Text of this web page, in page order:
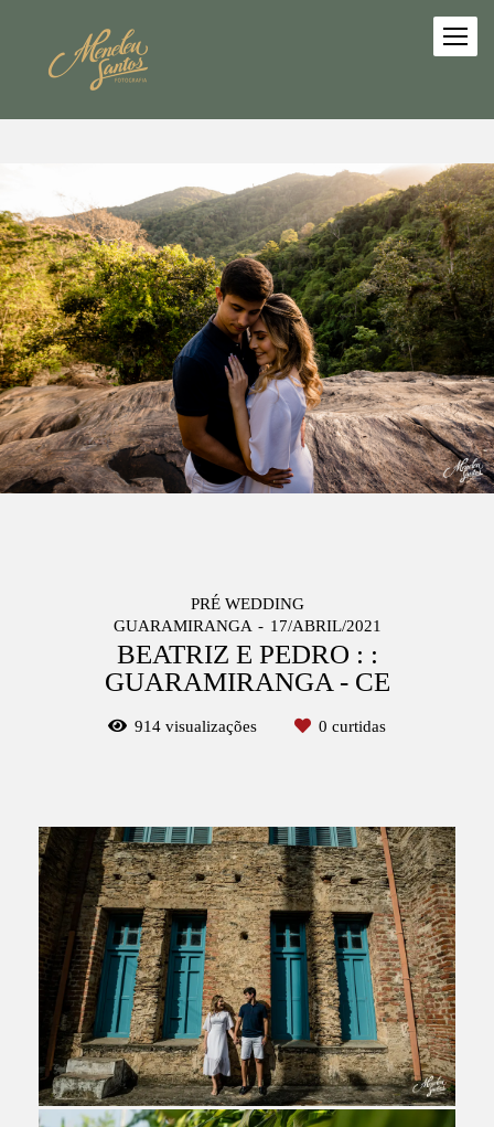
PRÉ WEDDING
GUARAMIRANGA
17/ABRIL/2021
BEATRIZ E PEDRO : :
GUARAMIRANGA - CE
914 visualizações 0 curtidas